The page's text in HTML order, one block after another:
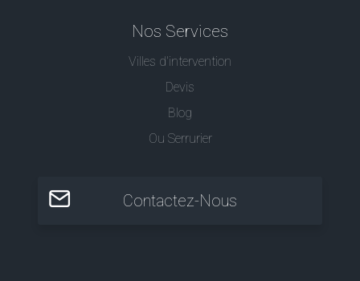
Nos Services
Villes d'intervention
Devis
Blog
Ou Serrurier
Contactez-Nous